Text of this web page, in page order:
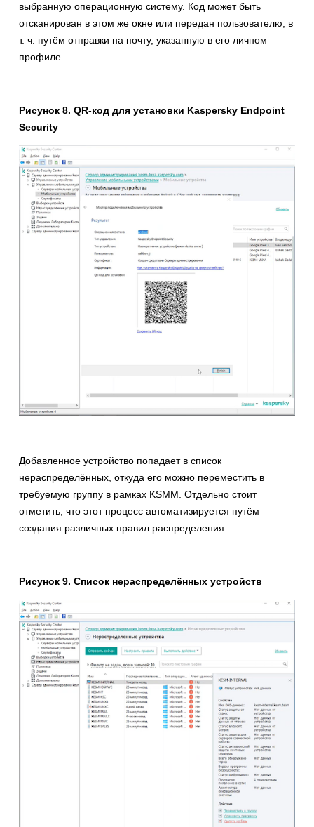
выбранную операционную систему. Код может быть
отсканирован в этом же окне или передан пользователю, в
т. ч. путём отправки на почту, указанную в его личном
профиле.
Рисунок 8. QR-код для установки Kaspersky Endpoint
Security
Добавленное устройство попадает в список
нераспределённых, откуда его можно переместить в
требуемую группу в рамках KSMM. Отдельно стоит
отметить, что этот процесс автоматизируется путём
создания различных правил распределения.
Рисунок 9. Список нераспределённых устройств